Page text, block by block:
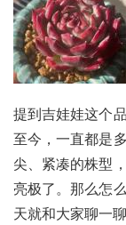
提到吉娃娃这个
至今，一直都是
尖、紧凑的株型
亮极了。那么怎
天就和大家聊一